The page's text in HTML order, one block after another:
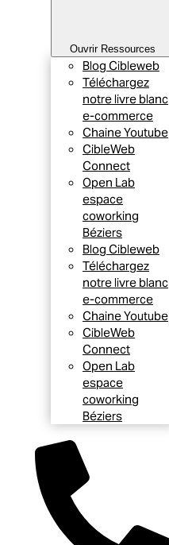
Ouvrir Ressources
Blog Cibleweb
Téléchargez
notre livre blanc
e-commerce
Chaine Youtube
CibleWeb
Connect
Open Lab
espace
coworking
Béziers
Blog Cibleweb
Téléchargez
notre livre blanc
e-commerce
Chaine Youtube
CibleWeb
Connect
Open Lab
espace
coworking
Béziers